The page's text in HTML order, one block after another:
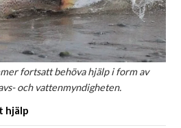
fortsatt behöva hjälp i form av
och vattenmyndigheten.
hjälp